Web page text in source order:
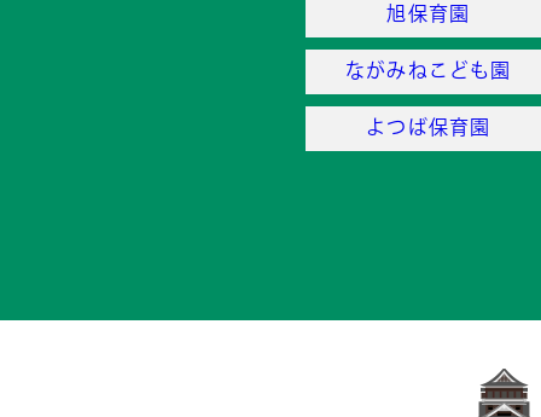
旭保育園
ながみねこども園
よつば保育園